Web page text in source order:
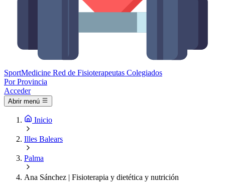
SportMedicine Red de Fisioterapeutas Colegiados
Por Provincia
Acceder
Abrir menú
Inicio
Illes Balears
Palma
Ana Sánchez | Fisioterapia y dietética y nutrición